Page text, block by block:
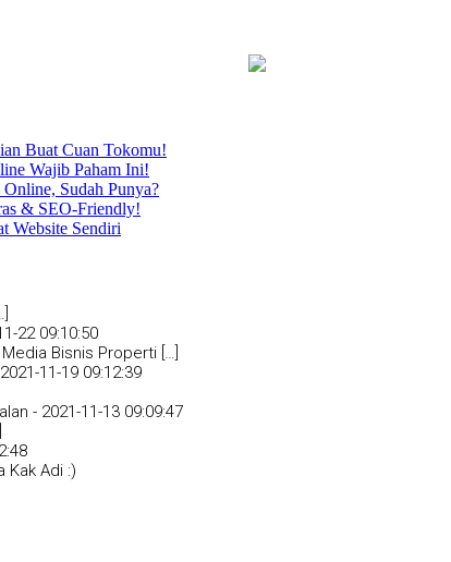
Buat Cuan Tokomu!
Wajib Paham Ini!
Sudah Punya?
& SEO-Friendly!
Website Sendiri
22 09:10:50
Bisnis Properti […]
2021-11-19 09:12:39
- 2021-11-13 09:09:47
Kak Adi :)